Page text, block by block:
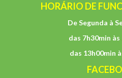
HORÁRIO DE
De Segunda à
das 7h30min às
das 13h00min